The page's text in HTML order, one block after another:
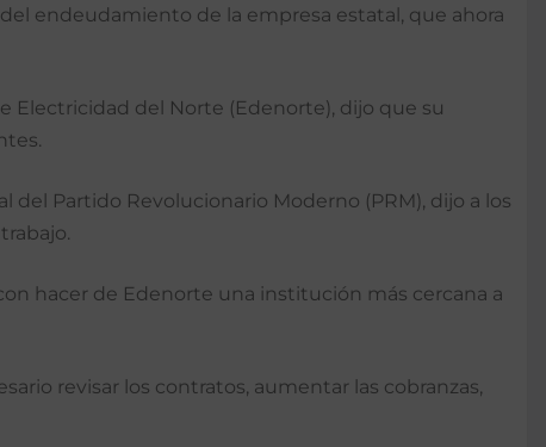
endeudamiento de la empresa estatal, que ahora
Electricidad del Norte (Edenorte), dijo que su
Partido Revolucionario Moderno (PRM), dijo a los
hacer de Edenorte una institución más cercana a
revisar los contratos, aumentar las cobranzas,